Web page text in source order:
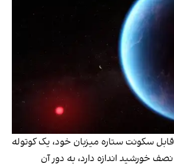
سکونت ستاره میزبان خود، یک کوتوله
خورشید اندازه دارد، به دور آن